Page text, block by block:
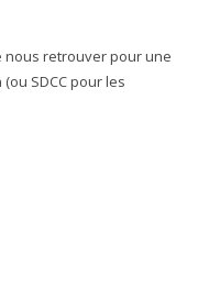
nous retrouver pour une
SDCC pour les